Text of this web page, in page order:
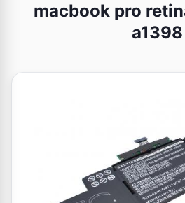
macbook pro
a1398